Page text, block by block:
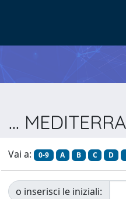
Vai a: 0-9 A B C D
o inserisci le iniziali: